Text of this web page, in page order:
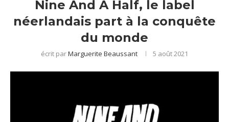
Nine And A Half, le label
néerlandais part à la conquête
du monde
écrit parMarguerite Beaussant 5 août 2021